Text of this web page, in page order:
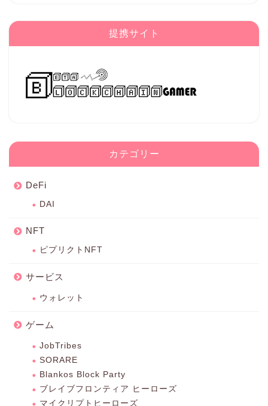
提携サイト
カテゴリー
DeFi
DAI
NFT
ピプリクトNFT
サービス
ウォレット
ゲーム
JobTribes
SORARE
Blankos Block Party
ブレイブフロンティア ヒーローズ
マイクリプトヒーローズ